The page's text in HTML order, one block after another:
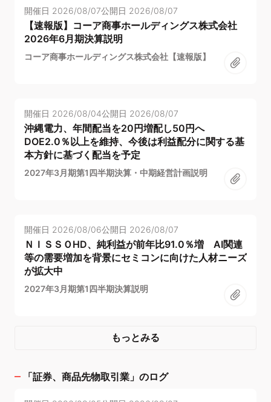
開催日 2026/08/07公開日 2026/08/07
【速報版】コーア商事ホールディングス株式会社
2026年6月期決算説明
コーア商事ホールディングス株式会社【速報版】
開催日 2026/08/04公開日 2026/08/07
沖縄電力、年間配当を20円増配し50円へ
DOE2.0％以上を維持、今後は利益配分に関する基
本方針に基づく配当を予定
2027年3月期第1四半期決算・中期経営計画説明
開催日 2026/08/06公開日 2026/08/07
ＮＩＳＳＯHD、純利益が前年比91.0％増 AI関連
等の需要増加を背景にセミコンに向けた人材ニーズ
が拡大中
2027年3月期第1四半期決算説明
もっとみる
「証券、商品先物取引業 」のログ